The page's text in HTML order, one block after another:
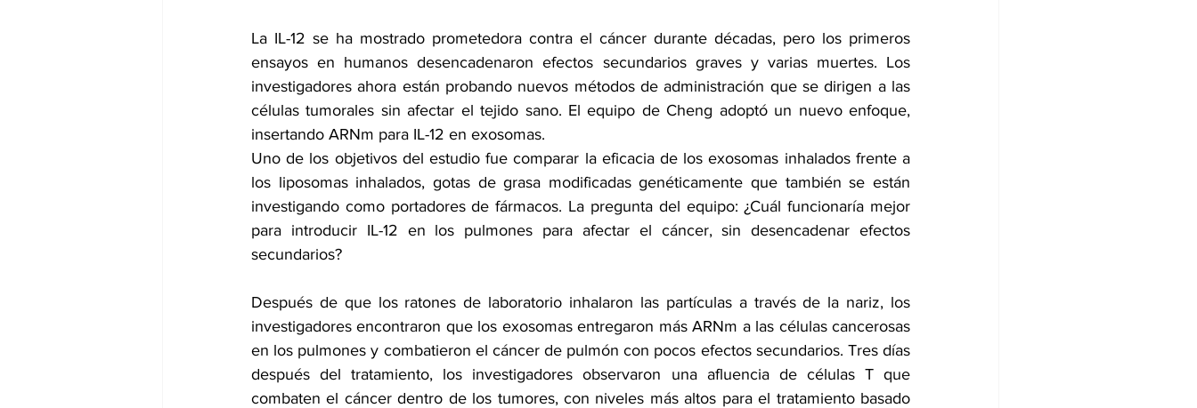
La IL-12 se ha mostrado prometedora contra el cáncer durante décadas, pero los primeros
ensayos en humanos desencadenaron efectos secundarios graves y varias muertes. Los
investigadores ahora están probando nuevos métodos de administración que se dirigen a las
células tumorales sin afectar el tejido sano. El equipo de Cheng adoptó un nuevo enfoque,
insertando ARNm para IL-12 en exosomas.
Uno de los objetivos del estudio fue comparar la eficacia de los exosomas inhalados frente a
los liposomas inhalados, gotas de grasa modificadas genéticamente que también se están
investigando como portadores de fármacos. La pregunta del equipo: ¿Cuál funcionaría mejor
para introducir IL-12 en los pulmones para afectar el cáncer, sin desencadenar efectos
secundarios?
Después de que los ratones de laboratorio inhalaron las partículas a través de la nariz, los
investigadores encontraron que los exosomas entregaron más ARNm a las células cancerosas
en los pulmones y combatieron el cáncer de pulmón con pocos efectos secundarios. Tres días
después del tratamiento, los investigadores observaron una afluencia de células T que
combaten el cáncer dentro de los tumores, con niveles más altos para el tratamiento basado